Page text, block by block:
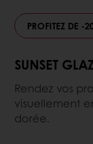
PROFITEZ DE -
SUNSET
Rendez vos
visuellement
dorée.